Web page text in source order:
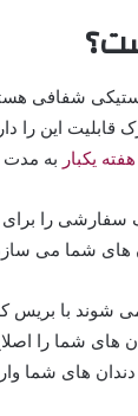
شفافی
این را
یکبار به مدت حدودا 12 تا 18
را
های شما می
شوند با بریس
های شما را
های شما وارد